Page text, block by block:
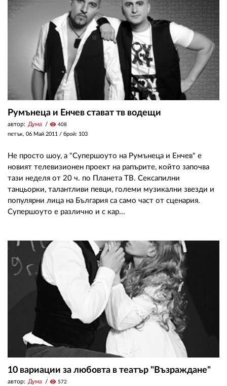
Румънеца и Енчев стават тв водещи
автор: Дума visibility 408
петък, 06 Май 2011 / брой: 103
Не просто шоу, а "Супершоуто на Румънеца и Енчев" е
новият телевизионен проект на рапърите, който започва
тази неделя от 20 ч. по Планета ТВ. Сексапилни
танцьорки, талантливи певци, големи музикални звезди и
популярни лица на България са само част от сценария.
Супершоуто е различно и с кар...
10 вариации за любовта в театър "Възраждане"
автор: Дума visibility 572